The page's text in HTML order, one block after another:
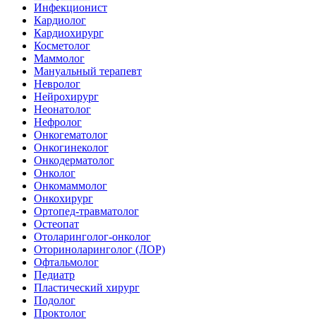
Инфекционист
Кардиолог
Кардиохирург
Косметолог
Маммолог
Мануальный терапевт
Невролог
Нейрохирург
Неонатолог
Нефролог
Онкогематолог
Онкогинеколог
Онкодерматолог
Онколог
Онкомаммолог
Онкохирург
Ортопед-травматолог
Остеопат
Отоларинголог-онколог
Оториноларинголог (ЛОР)
Офтальмолог
Педиатр
Пластический хирург
Подолог
Проктолог